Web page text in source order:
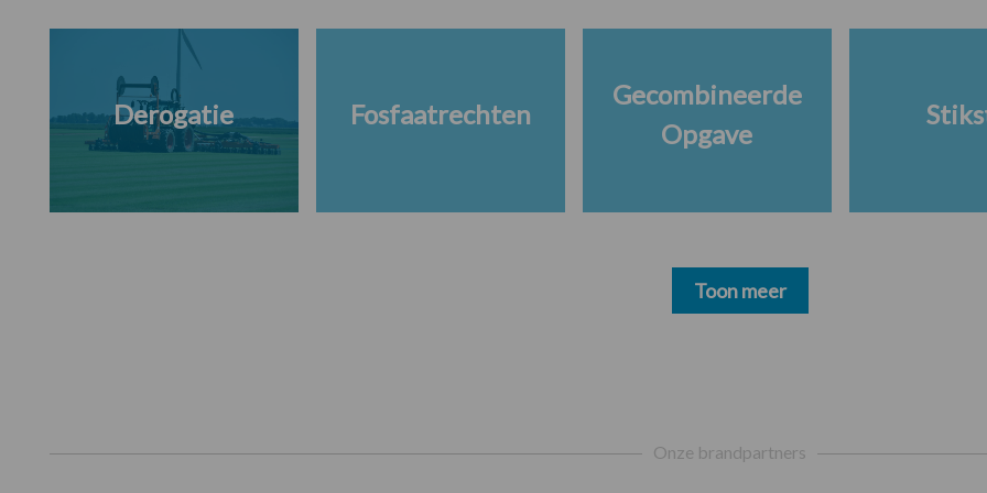
Derogatie Fosfaatrechten
Gecombineerde
Opgave
Toon meer
Onze brandpartners